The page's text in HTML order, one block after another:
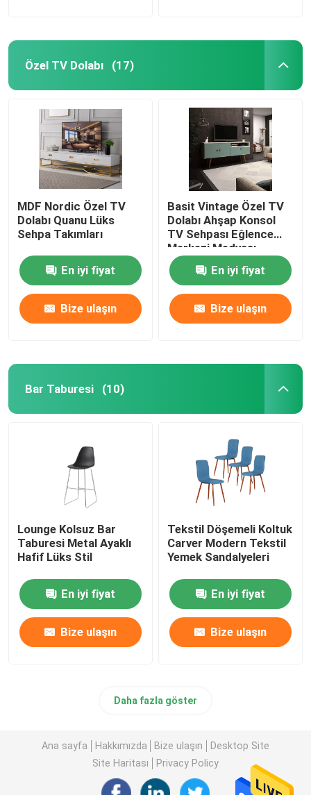
Özel TV Dolabı (17)
MDF Nordic Özel TV
Dolabı Quanu Lüks
Sehpa Takımları
En iyi fiyat
Bize ulaşın
Basit Vintage Özel TV
Dolabı Ahşap Konsol
TV Sehpası Eğlence
Merkezi Medyası
En iyi fiyat
Bize ulaşın
Bar Taburesi (10)
Lounge Kolsuz Bar
Taburesi Metal Ayaklı
Hafif Lüks Stil
En iyi fiyat
Bize ulaşın
Tekstil Döşemeli Koltuk
Carver Modern Tekstil
Yemek Sandalyeleri
En iyi fiyat
Bize ulaşın
Daha fazla göster
Ana sayfa Hakkımızda Bize ulaşın
Desktop Site
Site Haritası
Privacy Policy